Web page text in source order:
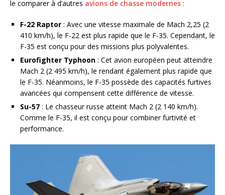
le comparer à d’autres avions de chasse modernes :
F-22 Raptor : Avec une vitesse maximale de Mach 2,25 (2
410 km/h), le F-22 est plus rapide que le F-35. Cependant, le
F-35 est conçu pour des missions plus polyvalentes.
Eurofighter Typhoon : Cet avion européen peut atteindre
Mach 2 (2 495 km/h), le rendant également plus rapide que
le F-35. Néanmoins, le F-35 possède des capacités furtives
avancées qui compensent cette différence de vitesse.
Su-57 : Le chasseur russe atteint Mach 2 (2 140 km/h).
Comme le F-35, il est conçu pour combiner furtivité et
performance.